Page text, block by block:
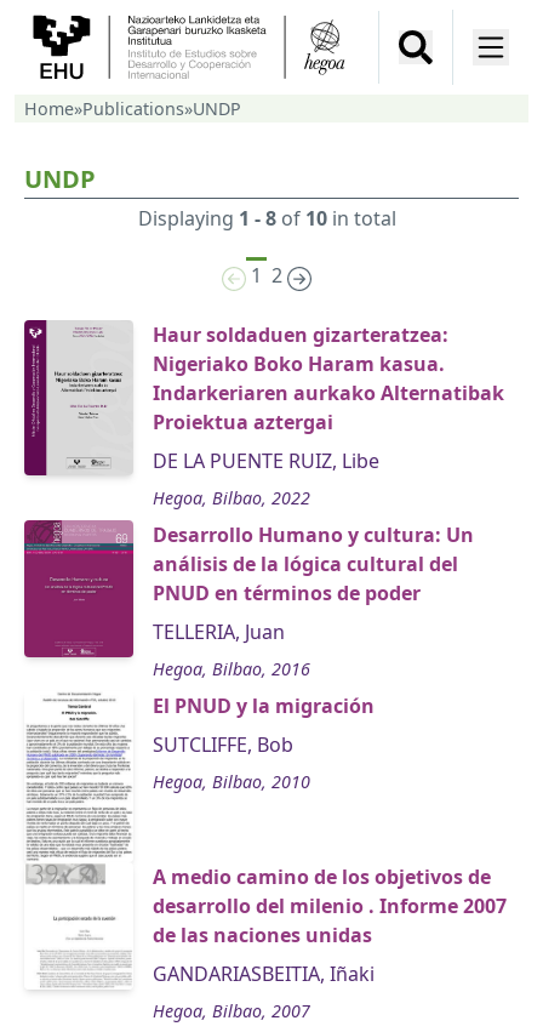
Home»Publications»UNDP
UNDP
Displaying 1 - 8of 10in total
1 2
Haur soldaduen gizarteratzea:
Nigeriako Boko Haram kasua.
Indarkeriaren aurkako Alternatibak
Proiektua aztergai
DE LA PUENTE RUIZ, Libe
Hegoa, Bilbao, 2022
Desarrollo Humano y cultura: Un
análisis de la lógica cultural del
PNUD en términos de poder
TELLERIA, Juan
Hegoa, Bilbao, 2016
El PNUD y la migración
SUTCLIFFE, Bob
Hegoa, Bilbao, 2010
A medio camino de los objetivos de
desarrollo del milenio . Informe 2007
de las naciones unidas
GANDARIASBEITIA, Iñaki
Hegoa, Bilbao, 2007